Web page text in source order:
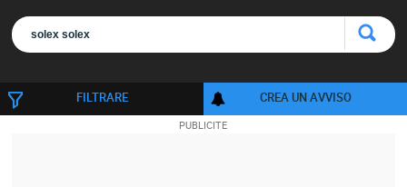
FILTRARE CREA UN AVVISO